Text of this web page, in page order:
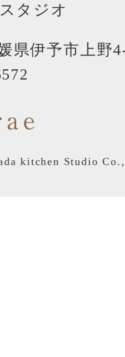
タジオ
県伊予市上野
kitchen Studio